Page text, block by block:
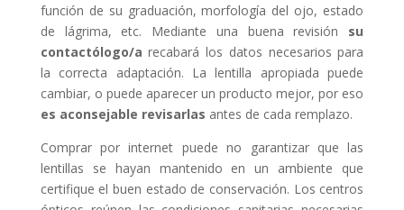
función de su graduación, morfología del ojo, estado
de lágrima, etc. Mediante una buena revisión su
contactólogo/a recabará los datos necesarios para
la correcta adaptación. La lentilla apropiada puede
cambiar, o puede aparecer un producto mejor, por eso
es aconsejable revisarlas antes de cada remplazo.
Comprar por internet puede no garantizar que las
lentillas se hayan mantenido en un ambiente que
certifique el buen estado de conservación. Los centros